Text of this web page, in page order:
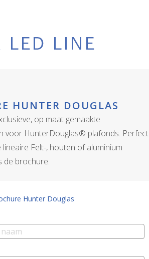
HUNTER DOUGLAS
op maat gemaakte
voor HunterDouglas® plafonds. Perfect
lineaire Felt-, houten of aluminium
de brochure.
Hunter Douglas